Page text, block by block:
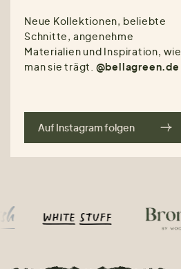
Neue Kollektionen, beliebte
Schnitte, angenehme
Materialien und Inspiration, wie
man sie trägt. @bellagreen.de
Auf Instagram folgen